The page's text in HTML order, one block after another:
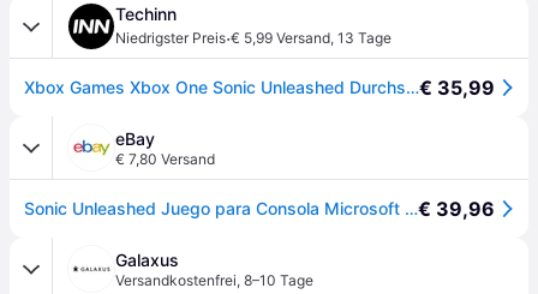
Techinn
Niedrigster Preis·€ 5,99 Versand, 13 Tage
Xbox Games Xbox One Sonic Unleashed Durchsichtig€ 35,99
eBay
€ 7,80 Versand
Sonic Unleashed Juego para Consola Microsoft XBOX 360€ 39,96
Galaxus
Versandkostenfrei, 8–10 Tage